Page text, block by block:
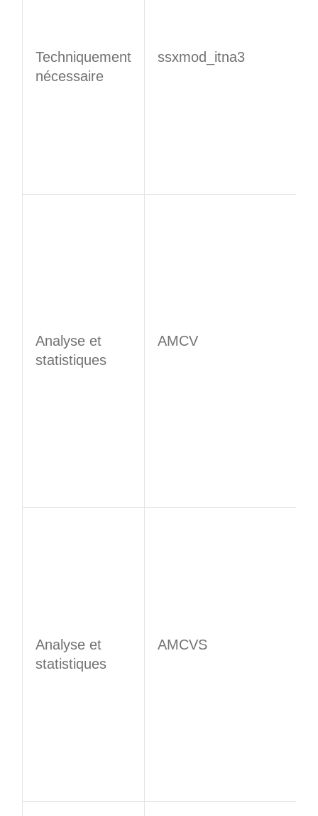
Techniquement
nécessaire
​​ssxmod_itna3​​
Analyse et
statistiques
AMCV
Analyse et
statistiques
AMCVS